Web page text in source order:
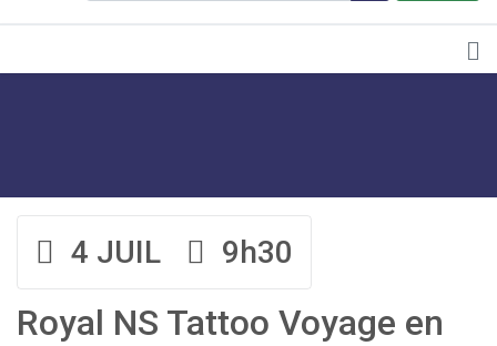
4 JUIL 9h30
Royal NS Tattoo Voyage en